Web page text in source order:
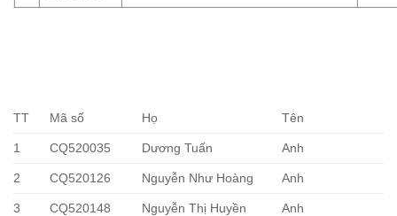
TT Mã số Họ Tên
1 CQ520035 Dương Tuấn Anh
2 CQ520126 Nguyễn Như Hoàng Anh
3 CQ520148 Nguyễn Thị Huyền Anh